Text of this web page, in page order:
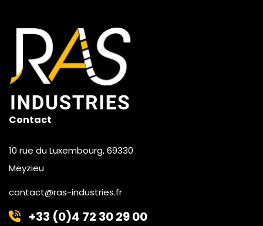
Contact
10 rue du Luxembourg, 69330
Meyzieu
contact@ras-industries.fr
+33 (0)4 72 30 29 00